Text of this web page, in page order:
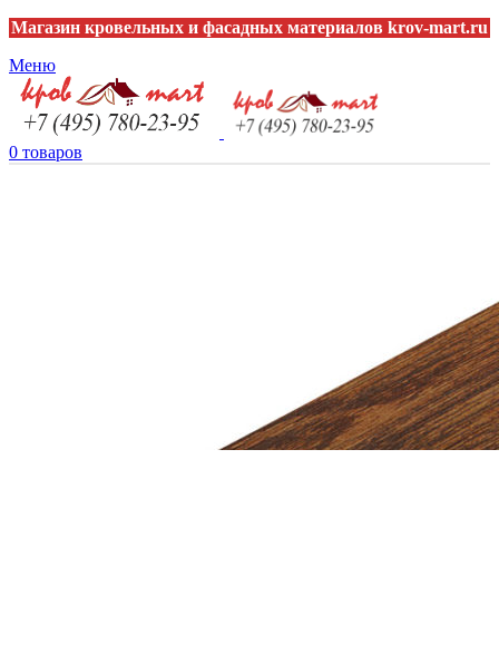
Магазин кровельных и фасадных материалов krov-mart.ru
Меню
0 товаров